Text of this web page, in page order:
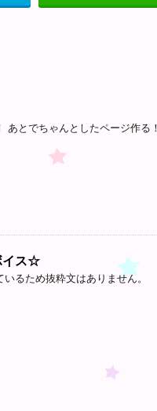
あとでちゃんとしたページ作る！
イス☆
るため抜粋文はありません。